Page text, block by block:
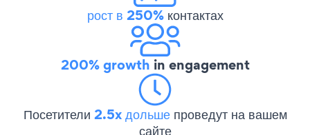
рост в 250%контактах
200% growth in engagement
Посетители 2.5x дольше проведут на вашем
сайте